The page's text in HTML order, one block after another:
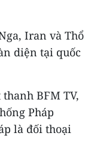
Iran và Thổ
diện tại quốc
BFM TV,
Pháp
là đối thoại